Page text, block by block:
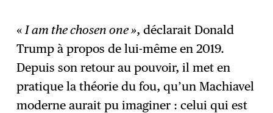
« I am the chosen one », déclarait Donald
Trump à propos de lui-même en 2019.
Depuis son retour au pouvoir, il met en
pratique la théorie du fou, qu’un Machiavel
moderne aurait pu imaginer : celui qui est